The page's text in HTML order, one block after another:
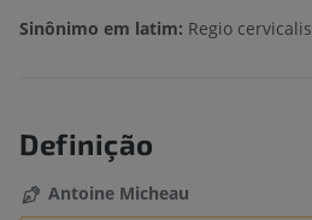
Sinônimo em latim: Regio cervicalis
Definição
Antoine Micheau